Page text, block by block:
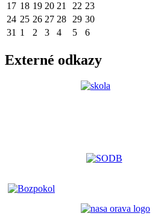
17 18 19 20 21 22 23
24 25 26 27 28 29 30
31 1 2 3 4 5 6
Externé odkazy